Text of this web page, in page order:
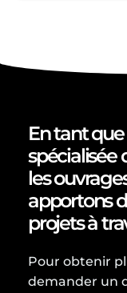
En tant
spécialisée
les
apportons
projets à
Pour obtenir
demander un